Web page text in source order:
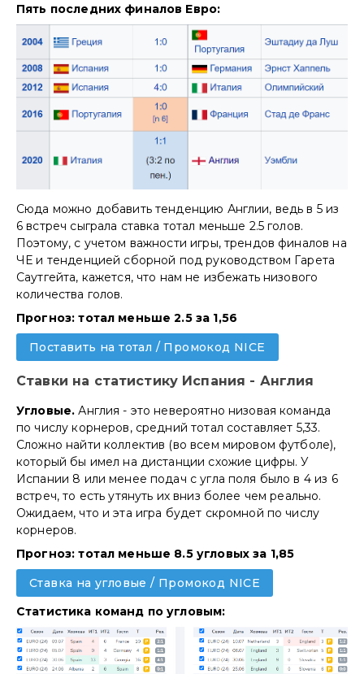
Пять последних финалов Евро:
Сюда можно добавить тенденцию Англии, ведь в 5 из
6 встреч сыграла ставка тотал меньше 2.5 голов.
Поэтому, с учетом важности игры, трендов финалов на
ЧЕ и тенденцией сборной под руководством Гарета
Саутгейта, кажется, что нам не избежать низового
количества голов.
Прогноз: тотал меньше 2.5 за 1,56
Поставить на тотал / Промокод NICE
Ставки на статистику Испания - Англия
Угловые.Англия - это невероятно низовая команда
по числу корнеров, средний тотал составляет 5,33.
Сложно найти коллектив (во всем мировом футболе),
который бы имел на дистанции схожие цифры. У
Испании 8 или менее подач с угла поля было в 4 из 6
встреч, то есть утянуть их вниз более чем реально.
Ожидаем, что и эта игра будет скромной по числу
корнеров.
Прогноз: тотал меньше 8.5 угловых за 1,85
Ставка на угловые / Промокод NICE
Статистика команд по угловым: